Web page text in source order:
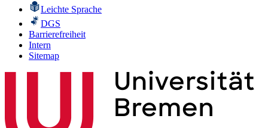
Leichte Sprache
DGS
Barrierefreiheit
Intern
Sitemap